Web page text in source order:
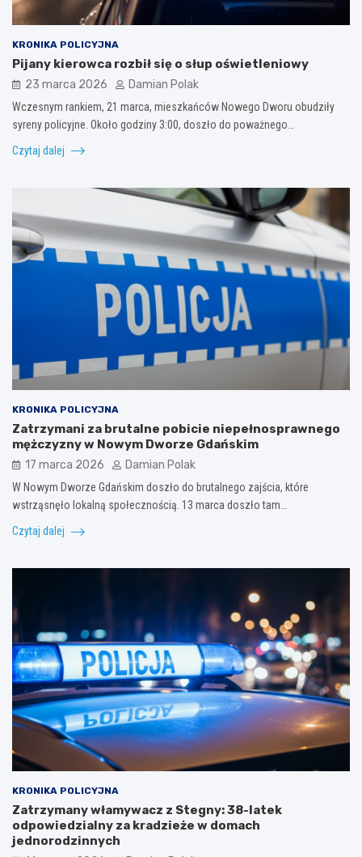
KRONIKA POLICYJNA
Pijany kierowca rozbił się o słup oświetleniowy
23 marca 2026 Damian Polak
Wczesnym rankiem, 21 marca, mieszkańców Nowego Dworu obudziły
syreny policyjne. Około godziny 3:00, doszło do poważnego…
Czytaj dalej
KRONIKA POLICYJNA
Zatrzymani za brutalne pobicie niepełnosprawnego
mężczyzny w Nowym Dworze Gdańskim
17 marca 2026 Damian Polak
W Nowym Dworze Gdańskim doszło do brutalnego zajścia, które
wstrząsnęło lokalną społecznością. 13 marca doszło tam…
Czytaj dalej
KRONIKA POLICYJNA
Zatrzymany włamywacz z Stegny: 38-latek
odpowiedzialny za kradzieże w domach
jednorodzinnych